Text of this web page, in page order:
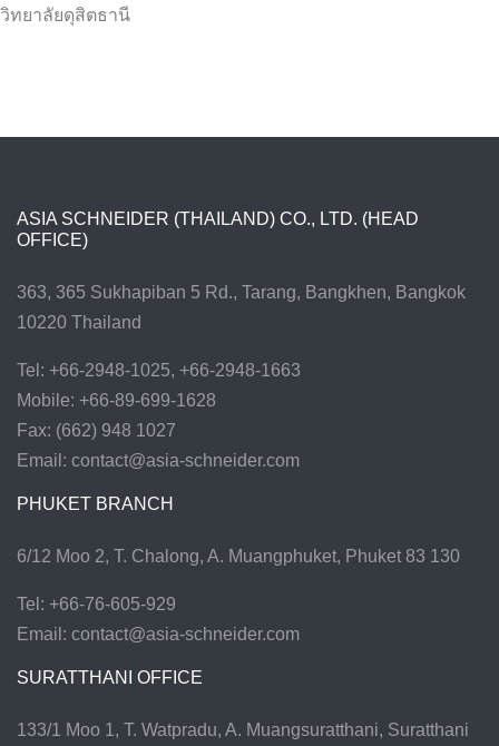
วิทยาลัยดุสิตธานี
ASIA SCHNEIDER (THAILAND) CO., LTD. (HEAD
OFFICE)
363, 365 Sukhapiban 5 Rd., Tarang, Bangkhen, Bangkok
10220 Thailand
Tel: +66-2948-1025, +66-2948-1663
Mobile: +66-89-699-1628
Fax: (662) 948 1027
Email: contact@asia-schneider.com
PHUKET BRANCH
6/12 Moo 2, T. Chalong, A. Muangphuket, Phuket 83 130
Tel: +66-76-605-929
Email: contact@asia-schneider.com
SURATTHANI OFFICE
133/1 Moo 1, T. Watpradu, A. Muangsuratthani, Suratthani